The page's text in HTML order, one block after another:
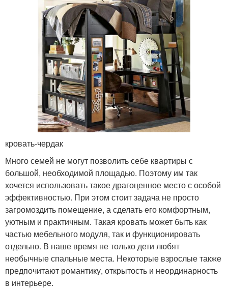
кровать-чердак
Много семей не могут позволить себе квартиры с
большой, необходимой площадью. Поэтому им так
хочется использовать такое драгоценное место с особой
эффективностью. При этом стоит задача не просто
загромоздить помещение, а сделать его комфортным,
уютным и практичным. Такая кровать может быть как
частью мебельного модуля, так и функционировать
отдельно. В наше время не только дети любят
необычные спальные места. Некоторые взрослые также
предпочитают романтику, открытость и неординарность
в интерьере.